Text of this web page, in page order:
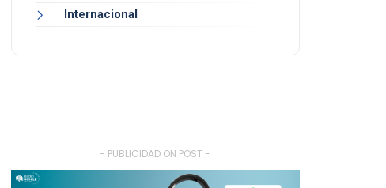
Internacional
- PUBLICIDAD ON POST -